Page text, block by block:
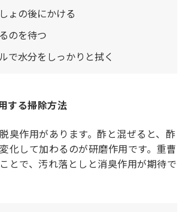
ょの後にかける
のを待つ
で水分をしっかりと拭く
する掃除方法
臭作用があります。酢と混ぜると、酢
化して加わるのが研磨作用です。重曹
とで、汚れ落としと消臭作用が期待で